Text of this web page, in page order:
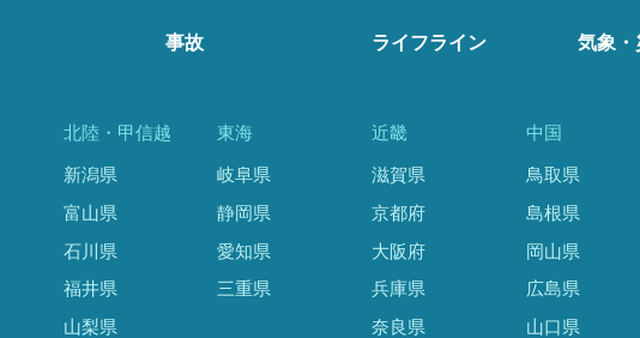
事故 ライフライン 気象・
北陸・甲信越
新潟県
富山県
石川県
福井県
山梨県
東海
岐阜県
静岡県
愛知県
三重県
近畿
滋賀県
京都府
大阪府
兵庫県
奈良県
中国
鳥取県
島根県
岡山県
広島県
山口県